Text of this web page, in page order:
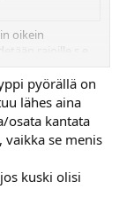
oikein
rajoille s.e.
kovin
sitten poistaa
sen paremmin
jossain
osaa ajaa lujaa
pitää
pyörällä on
lähes aina
osata kantata
vaikka se menis
kuski olisi